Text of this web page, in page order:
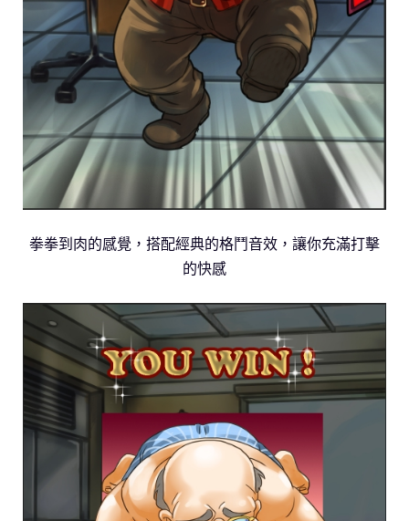
拳拳到肉的感覺，搭配經典的格鬥音效，讓你充滿打擊
的快感